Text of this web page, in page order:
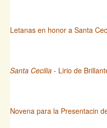
Letanas en honor a Santa
Santa Cecilia - Lirio de
Novena para la Presentacin